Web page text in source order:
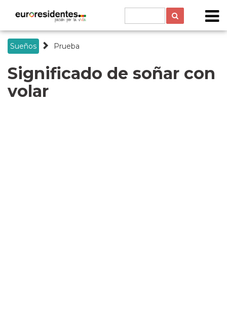
Sueños Prueba
Significado de soñar con
volar